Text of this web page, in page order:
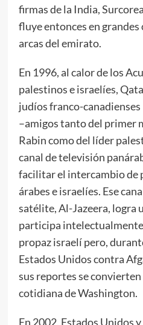
firmas de la India,
fluye entonces en grandes
arcas del emirato.
En 1996, al calor de los
palestinos e israelíes,
judíos franco-
–amigos tanto del primer
Rabin como del líder
canal de televisión
facilitar el intercambio de
árabes e israelíes. Ese
satélite, Al-Jazeera, logra
participa
propaz israelí pero,
Estados Unidos contra
sus reportes se
cotidiana de Washington.
En 2002, Estados Unidos